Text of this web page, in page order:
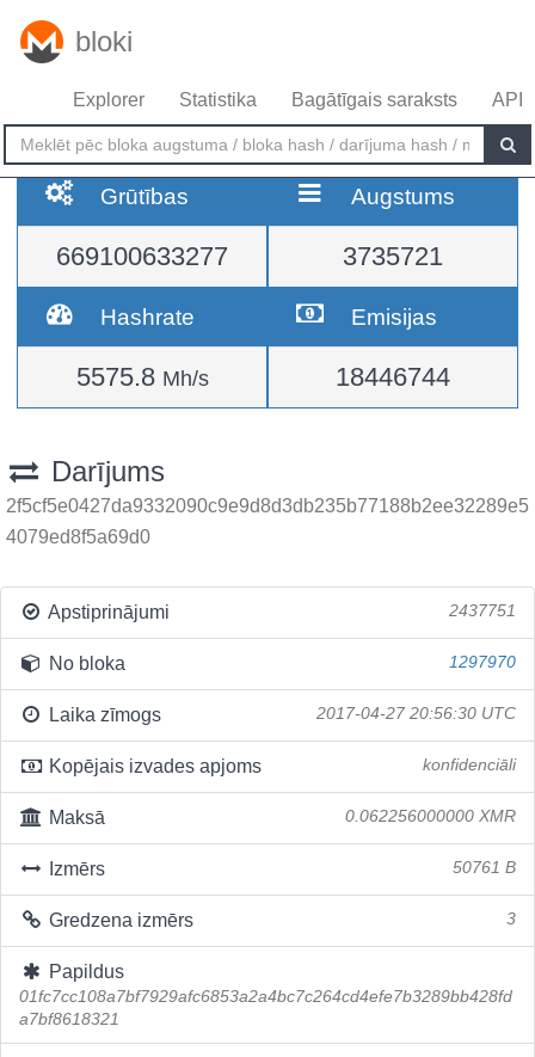
bloki
Explorer Statistika Bagātīgais saraksts API
Grūtības
669100633277
Augstums
3735721
Hashrate
5575.8 Mh/s
Emisijas
18446744
Darījums
2f5cf5e0427da9332090c9e9d8d3db235b77188b2ee32289e5
4079ed8f5a69d0
Apstiprinājumi 2437751
No bloka 1297970
Laika zīmogs 2017-04-27 20:56:30 UTC
Kopējais izvades apjoms konfidenciāli
Maksā 0.062256000000 XMR
Izmērs 50761 B
Gredzena izmērs 3
Papildus
01fc7cc108a7bf7929afc6853a2a4bc7c264cd4efe7b3289bb428fd
a7bf8618321